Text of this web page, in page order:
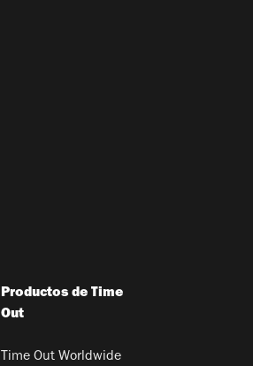
Productos de Time
Out
Time Out Worldwide